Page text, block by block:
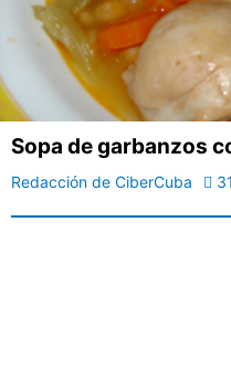
Sopa de garbanzos
Redacción de CiberCuba